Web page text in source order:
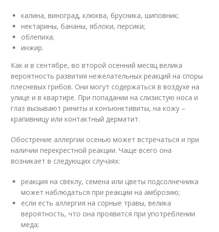
калина, виноград, клюква, брусника, шиповник;
нектарины, бананы, яблоки, персики;
облепиха;
инжир.
Как и в сентябре, во второй осенний месяц велика
вероятность развития нежелательных реакций на споры
плесневых грибов. Они могут содержаться в воздухе на
улице и в квартире. При попадании на слизистую носа и
глаз вызывают риниты и конъюнктивиты, на кожу –
крапивницу или контактный дерматит.
Обострение аллергии осенью может встречаться и при
наличии перекрестной реакции. Чаще всего она
возникает в следующих случаях:
реакция на свёклу, семена или цветы подсолнечника
может наблюдаться при реакции на амброзию;
если есть аллергия на сорные травы, велика
вероятность, что она проявится при употреблении
меда;